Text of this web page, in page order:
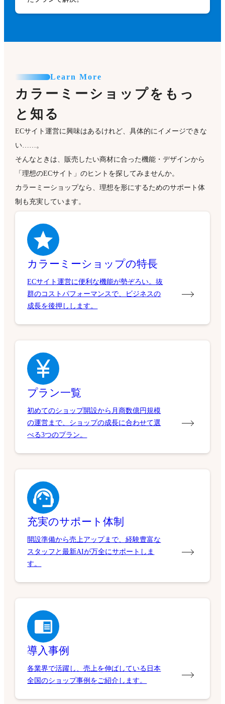
Learn More
カラーミーショップをもっ
と知る
ECサイト運営に興味はあるけれど、具体的にイメージできな
い……。
そんなときは、販売したい商材に合った機能・デザインから
「理想のECサイト」のヒントを探してみませんか。
カラーミーショップなら、理想を形にするためのサポート体
制も充実しています。
カラーミーショップの特長
ECサイト運営に便利な機能が勢ぞろい。抜
群のコストパフォーマンスで、ビジネスの
成長を後押しします。
プラン一覧
初めてのショップ開設から月商数億円規模
の運営まで、ショップの成長に合わせて選
べる3つのプラン。
充実のサポート体制
開設準備から売上アップまで、経験豊富な
スタッフと最新AIが万全にサポートしま
す。
導入事例
各業界で活躍し、売上を伸ばしている日本
全国のショップ事例をご紹介します。